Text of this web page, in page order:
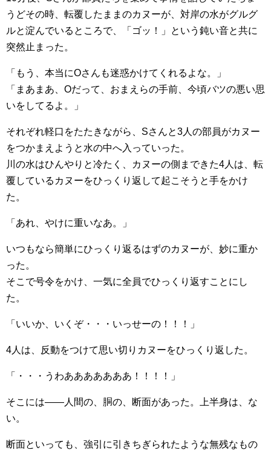
うどその時、転覆したままのカヌーが、対岸の水がグルグ
ルと淀んでいるところで、「ゴッ！」という鈍い音と共に
突然止まった。
「もう、本当にOさんも迷惑かけてくれるよな。」
「まあまあ、Oだって、おまえらの手前、今頃バツの悪い思
いをしてるよ。」
それぞれ軽口をたたきながら、Sさんと3人の部員がカヌー
をつかまえようと水の中へ入っていった。
川の水はひんやりと冷たく、カヌーの側まできた4人は、転
覆しているカヌーをひっくり返して起こそうと手をかけ
た。
「あれ、やけに重いなあ。」
いつもなら簡単にひっくり返るはずのカヌーが、妙に重か
った。
そこで号令をかけ、一気に全員でひっくり返すことにし
た。
「いいか、いくぞ・・・いっせーの！！！」
4人は、反動をつけて思い切りカヌーをひっくり返した。
「・・・うわあああああああ！！！！」
そこには――人間の、胴の、断面があった。上半身は、な
い。
断面といっても、強引に引きちぎられたような無残なもの